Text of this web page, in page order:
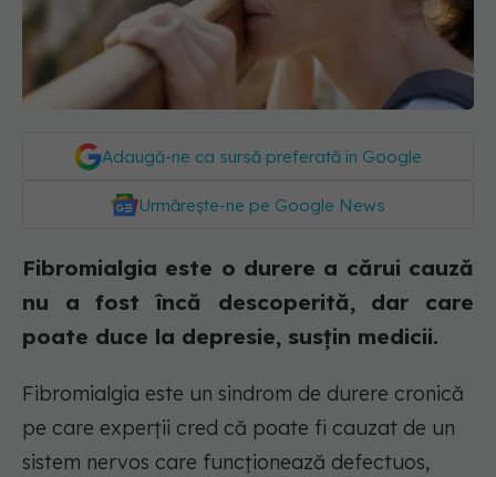
Adaugă-ne ca sursă preferată în Google
Urmărește-ne pe Google News
Fibromialgia este o durere a cărui cauză
nu a fost încă descoperită, dar care
poate duce la depresie, susțin medicii.
Fibromialgia este un sindrom de durere cronică
pe care experții cred că poate fi cauzat de un
sistem nervos care funcționează defectuos,